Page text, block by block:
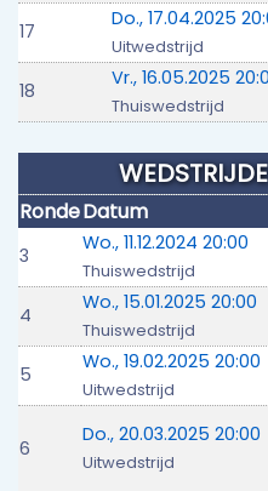
17
Do., 17.04.2025
Uitwedstrijd
18
Vr., 16.05.2025
Thuiswedstrijd
RondeDatum
3
Wo., 11.12.2024 20:00
Thuiswedstrijd
4
Wo., 15.01.2025 20:00
Thuiswedstrijd
5
Wo., 19.02.2025 20:00
Uitwedstrijd
6
Do., 20.03.2025 20:00
Uitwedstrijd